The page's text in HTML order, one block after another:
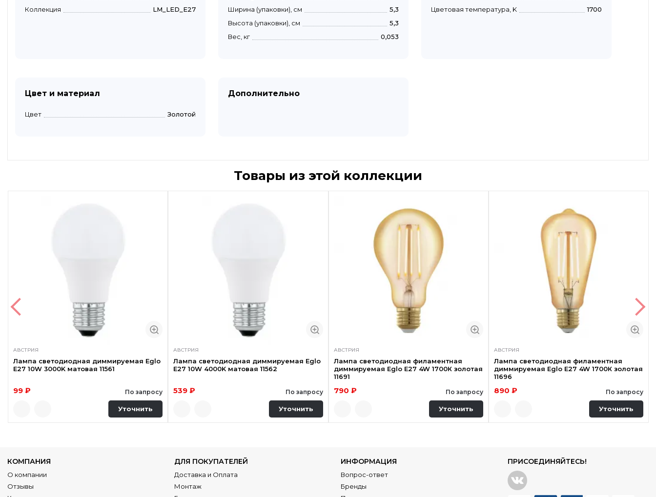
Коллекция
LM_LED_E27
Ширина (упаковки), см
5,3
Высота (упаковки), см
5,3
Вес, кг
0,053
Цветовая температура, K
1700
Цвет и материал
Цвет Золотой
Дополнительно
Товары из этой коллекции
АВСТРИЯ
Лампа светодиодная диммируемая Eglo
E27 10W 3000K матовая 11561
99 ₽ По запросу
Уточнить
АВСТРИЯ
Лампа светодиодная диммируемая Eglo
E27 10W 4000K матовая 11562
539 ₽ По запросу
Уточнить
АВСТРИЯ
Лампа светодиодная филаментная
диммируемая Eglo E27 4W 1700К золотая
11691
790 ₽ По запросу
Уточнить
АВСТРИЯ
Лампа светодиодная филаментная
диммируемая Eglo E27 4W 1700К золотая
11696
890 ₽ По запросу
Уточнить
Быстрый просмотр Быстрый просмотр
КОМПАНИЯ
О компании
Отзывы
ДЛЯ ПОКУПАТЕЛЕЙ
Доставка и Оплата
Монтаж
ИНФОРМАЦИЯ
Вопрос-ответ
Бренды
ПРИСОЕДИНЯЙТЕСЬ!